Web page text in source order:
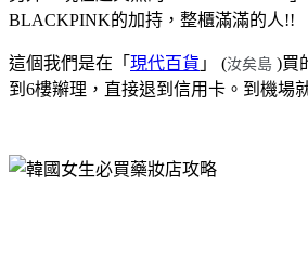
BLACKPINK的加持，整櫃滿滿的人!!
這個我們是在「 現代百貨 」 (汝矣島 )買
到6樓辮理，直接退到信用卡。到機場